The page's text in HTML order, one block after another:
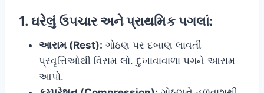
1. ઘરેલું ઉપચાર અને પ્રાથમિક પગલાં:
આરામ (Rest): ગોઠણ પર દબાણ લાવતી
પ્રવૃત્તિઓથી વિરામ લો. દુખાવાવાળા પગને આરામ
આપો.